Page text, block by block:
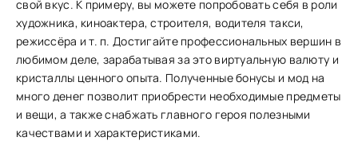
свой вкус. К примеру, вы можете попробовать себя в роли
художника, киноактера, строителя, водителя такси,
режиссёра и т. п. Достигайте профессиональных вершин в
любимом деле, зарабатывая за это виртуальную валюту и
кристаллы ценного опыта. Полученные бонусы и мод на
много денег позволит приобрести необходимые предметы
и вещи, а также снабжать главного героя полезными
качествами и характеристиками.